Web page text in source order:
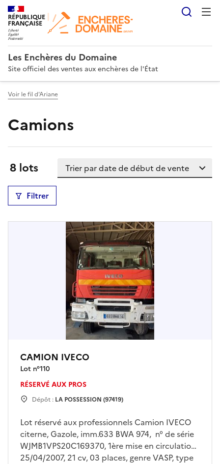
RÉPUBLIQUE
FRANÇAISE
Les Enchères du Domaine
Site officiel des ventes aux enchères de l'État
Voir le fil d'Ariane
Camions
Résultats:
8 lots Trier la liste
Filtrer
CAMION IVECO
Lot n°110
RÉSERVÉ AUX PROS
Dépôt : LA POSSESSION (97419)
Lot réservé aux professionnels Camion IVECO
citerne, Gazole, imm.633 BWA 974, n° de série
WJMB1VPS20C169370, 1ère mise en circulation
25/04/2007, 21 cv, 03 places, genre VASP, type